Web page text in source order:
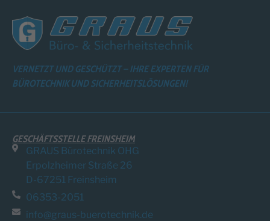
VERNETZT UND GESCHÜTZT – IHRE EXPERTEN FÜR
BÜROTECHNIK UND SICHERHEITSLÖSUNGEN!
GESCHÄFTSSTELLE FREINSHEIM
GRAUS Bürotechnik OHG
Erpolzheimer Straße 26
D-67251 Freinsheim
06353-2051
info@graus-buerotechnik.de